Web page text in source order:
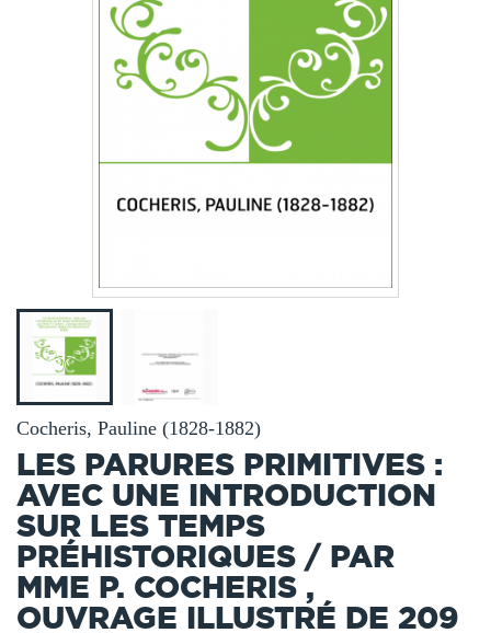
Cocheris, Pauline (1828-1882)
LES PARURES PRIMITIVES :
AVEC UNE INTRODUCTION
SUR LES TEMPS
PRÉHISTORIQUES / PAR
MME P. COCHERIS ,
OUVRAGE ILLUSTRÉ DE 209